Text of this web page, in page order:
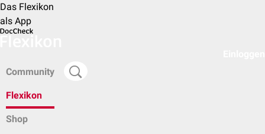
Das Flexikon
als App
Community
Flexikon
Shop